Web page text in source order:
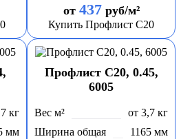
от 437руб/м²
Купить Профлист С20
кг
мм
Профлист С20, 0.45,
6005
Вес м²
от 3,7 кг
Ширина общая
1165 мм